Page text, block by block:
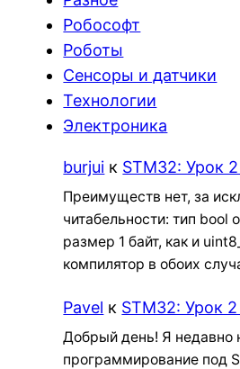
Робософт
Роботы
Сенсоры и датчики
Технологии
Электроника
burjui к STM32: Урок
Преимуществ нет, за
читабельности: тип bool
размер 1 байт, как и
компилятор в обоих
Pavel к STM32: Урок
Добрый день! Я недавно
программирование под